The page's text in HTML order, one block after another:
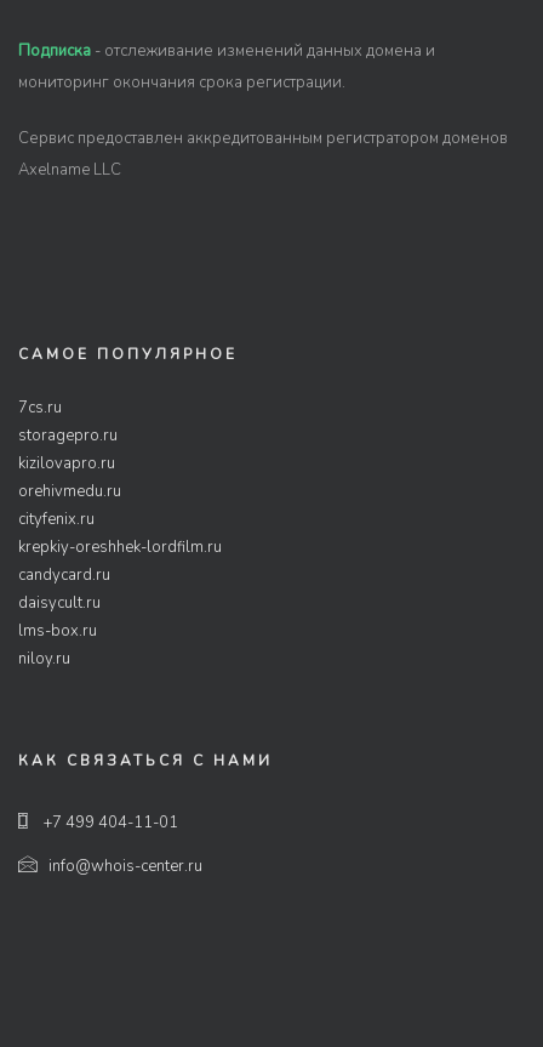
Подписка - отслеживание изменений данных домена и
мониторинг окончания срока регистрации.
Сервис предоставлен аккредитованным регистратором доменов
Axelname LLC
САМОЕ ПОПУЛЯРНОЕ
7cs.ru
storagepro.ru
kizilovapro.ru
orehivmedu.ru
cityfenix.ru
krepkiy-oreshhek-lordfilm.ru
candycard.ru
daisycult.ru
lms-box.ru
niloy.ru
КАК СВЯЗАТЬСЯ С НАМИ
+7 499 404-11-01
info@whois-center.ru